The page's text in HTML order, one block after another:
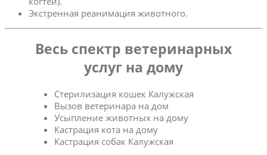
Экстренная реанимация животного.
Весь спектр ветеринарных
услуг на дому
Стерилизация кошек Калужская
Вызов ветеринара на дом
Усыпление животных на дому
Кастрация кота на дому
Кастрация собак Калужская